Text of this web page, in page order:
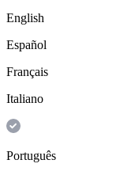
English
Español
Français
Italiano
Português